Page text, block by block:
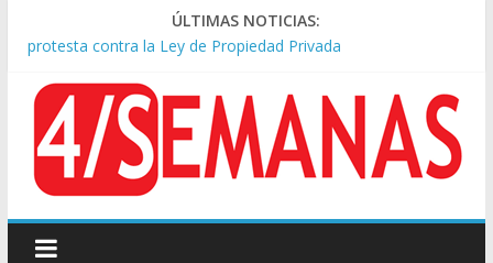
ÚLTIMAS NOTICIAS:
Represión frente al Congreso: tres detenidos durante la
protesta contra la Ley de Propiedad Privada
del capítulo de extranjerización
Sáenz endurece su postura: rechaza cambios en Manejo del
Fuego y defiende la Ley de Tierras
Tormentas severas y fuertes ráfagas de viento: alerta del
Servicio Meteorológico
1,6% en julio